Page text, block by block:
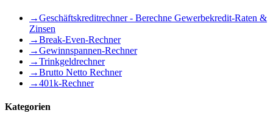
→Geschäftskreditrechner - Berechne Gewerbekredit-Raten &
Zinsen
→Break-Even-Rechner
→Gewinnspannen-Rechner
→Trinkgeldrechner
→Brutto Netto Rechner
→401k-Rechner
Kategorien